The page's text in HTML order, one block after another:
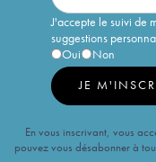
J'accepte le suivi de
suggestions
Oui
Non
JE
En vous inscrivant, vous
pouvez vous désabonner à